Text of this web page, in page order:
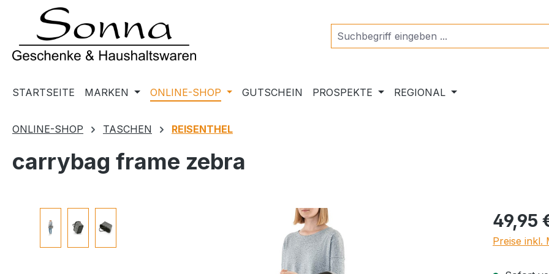
Hauptinhalt springen
Zur Suche springen
Zur Hauptnavigation springen
STARTSEITE MARKEN ONLINE-SHOP GUTSCHEIN PROSPEKTE REGIONAL
ONLINE-SHOP TASCHEN REISENTHEL
carrybag frame zebra
Regulärer
49,95
Preise inkl.